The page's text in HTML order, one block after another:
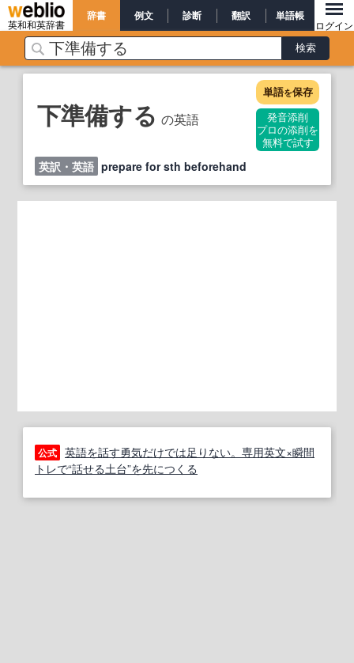
英和和英辞書
辞書 例文 診断 翻訳 単語帳
ログイン
下準備する の英語
単語を保存
発音添削
プロの添削を
無料で試す
英訳・英語 prepare for sth beforehand
公式 英語を話す勇気だけでは足りない。専用英文×瞬間
トレで“話せる土台”を先につくる